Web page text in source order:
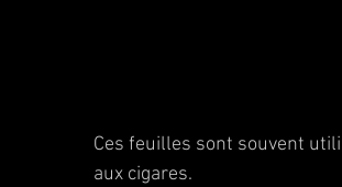
Ces feuilles sont souvent
aux cigares.